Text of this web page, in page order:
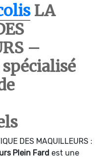
LA
–
DES MAQUILLEURS :
Plein Fard est une